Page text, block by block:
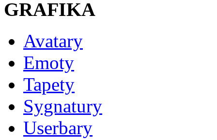
GRAFIKA
Avatary
Emoty
Tapety
Sygnatury
Userbary